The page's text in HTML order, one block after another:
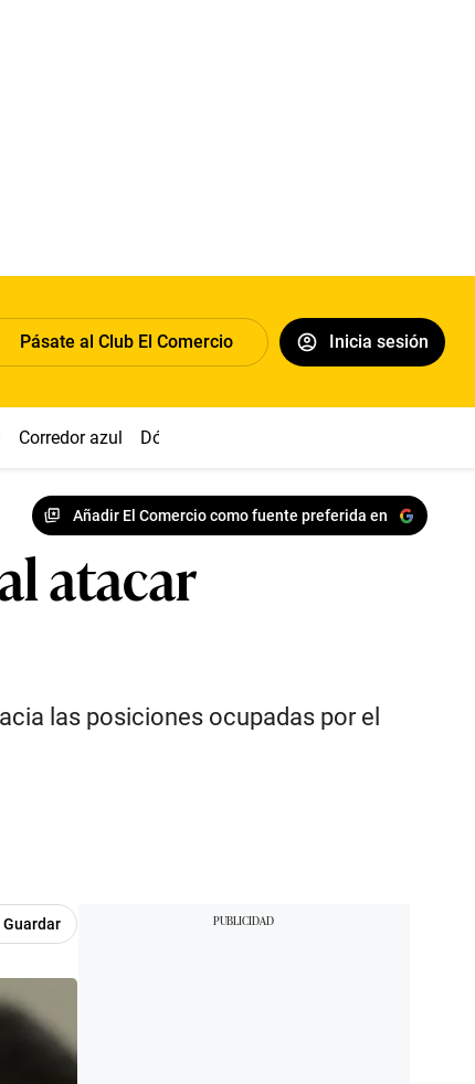
Pásate al Club El Comercio Inicia sesión
Corredor azul Dólar
Añadir El Comercio como fuente preferida en
atacar
las posiciones ocupadas por el
Guardar